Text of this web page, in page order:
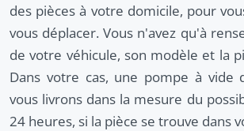
des pièces à votre domicile, pour
vous déplacer. Vous n'avez qu'à
de votre véhicule, son modèle et la
Dans votre cas, une pompe à vide
vous livrons dans la mesure du
24 heures, si la pièce se trouve dans